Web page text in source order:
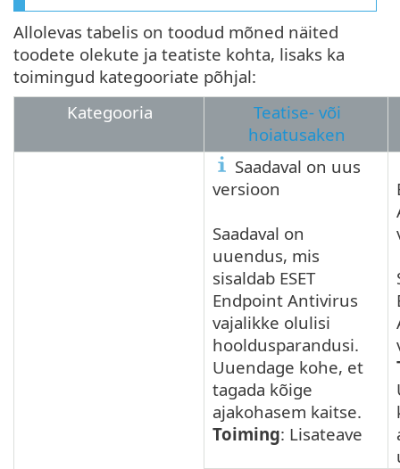
Allolevas tabelis on toodud mõned näited
toodete olekute ja teatiste kohta, lisaks ka
toimingud kategooriate põhjal:
Kategooria
Teatise- või
hoiatusaken
Saadaval on uus
versioon
Saadaval on
uuendus, mis
sisaldab ESET
Endpoint Antivirus
vajalikke olulisi
hooldusparandusi.
Uuendage kohe, et
tagada kõige
ajakohasem kaitse.
Toiming: Lisateave